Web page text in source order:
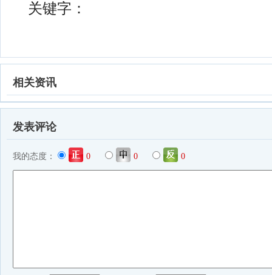
关键字：
相关资讯
发表评论
我的态度： 0 0 0